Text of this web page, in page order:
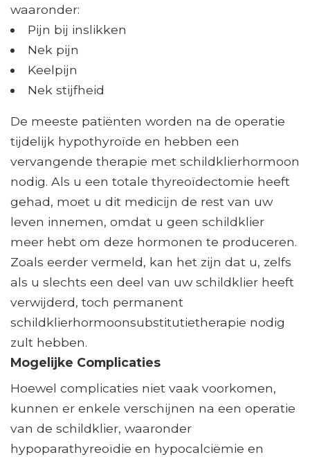
waaronder:
Pijn bij inslikken
Nek pijn
Keelpijn
Nek stijfheid
De meeste patiënten worden na de operatie
tijdelijk hypothyroïde en hebben een
vervangende therapie met schildklierhormoon
nodig. Als u een totale thyreoïdectomie heeft
gehad, moet u dit medicijn de rest van uw
leven innemen, omdat u geen schildklier
meer hebt om deze hormonen te produceren.
Zoals eerder vermeld, kan het zijn dat u, zelfs
als u slechts een deel van uw schildklier heeft
verwijderd, toch permanent
schildklierhormoonsubstitutietherapie nodig
zult hebben.
Mogelijke Complicaties
Hoewel complicaties niet vaak voorkomen,
kunnen er enkele verschijnen na een operatie
van de schildklier, waaronder
hypoparathyreoïdie en hypocalciëmie en